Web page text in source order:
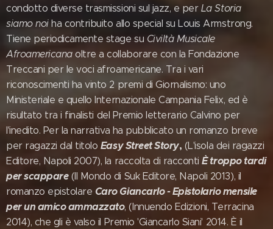
condotto diverse trasmissioni sul jazz, e per La Storia
siamo noi ha contribuito allo special su Louis Armstrong.
Tiene periodicamente stage su Civiltà Musicale
Afroamericanaoltre a collaborare con la Fondazione
Treccani per le voci afroamericane. Tra i vari
riconoscimenti ha vinto 2 premi di Giornalismo: uno
Ministeriale e quello Internazionale Campania Felix, ed è
risultato tra i finalisti del Premio letterario Calvino per
l'inedito. Per la narrativa ha pubblicato un romanzo breve
per ragazzi dal titolo Easy Street Story, (L'isola dei ragazzi
Editore, Napoli 2007), la raccolta di raccontiÈ troppo tardi
per scappare(Il Mondo di Suk Editore, Napoli 2013), il
romanzo epistolare Caro Giancarlo - Epistolario mensile
per un amico ammazzato, (Innuendo Edizioni, Terracina
2014), che gli è valso il Premio 'Giancarlo Siani' 2014. È il